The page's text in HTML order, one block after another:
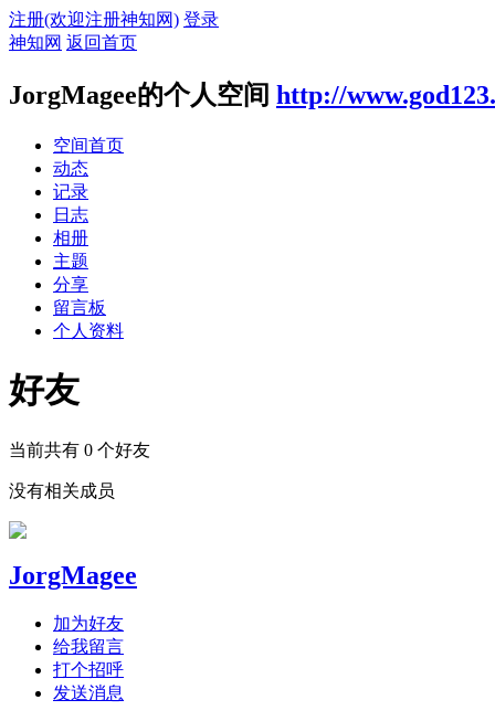
注册(欢迎注册神知网) 登录
神知网 返回首页
JorgMagee的个人空间 http://
空间首页
动态
记录
日志
相册
主题
分享
留言板
个人资料
好友
当前共有 0 个好友
没有相关成员
JorgMagee
加为好友
给我留言
打个招呼
发送消息